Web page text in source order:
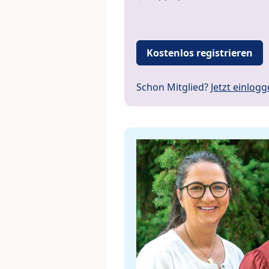
Kostenlos registrieren
Schon Mitglied? Jetzt